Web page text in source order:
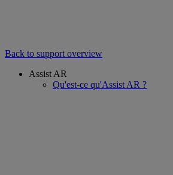
Back to support overview
Assist AR
Qu'est-ce qu'Assist AR ?